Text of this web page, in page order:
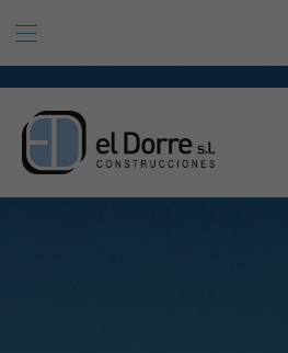
BAR NAVIGATION
El Dorre